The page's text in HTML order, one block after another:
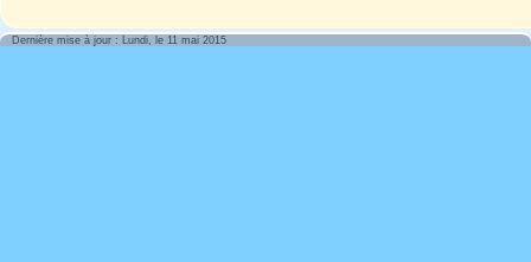
Dernière mise à jour : Lundi, le 11 mai 2015